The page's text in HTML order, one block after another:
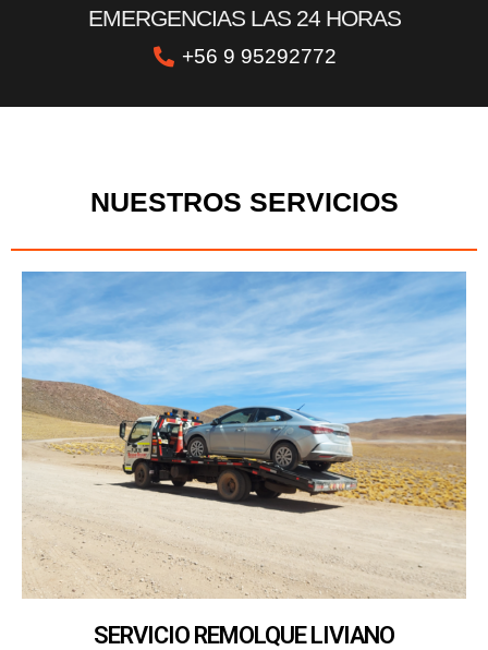
EMERGENCIAS LAS 24 HORAS
+56 9 95292772
NUESTROS SERVICIOS
SERVICIO REMOLQUE LIVIANO